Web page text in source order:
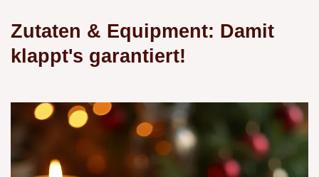
Zutaten & Equipment: Damit
klappt's garantiert!